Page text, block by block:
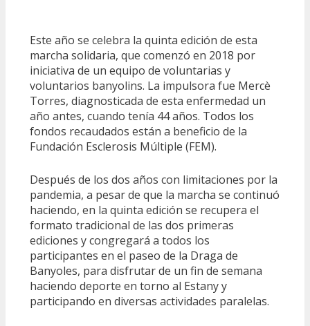
Este año se celebra la quinta edición de esta
marcha solidaria, que comenzó en 2018 por
iniciativa de un equipo de voluntarias y
voluntarios banyolins. La impulsora fue Mercè
Torres, diagnosticada de esta enfermedad un
año antes, cuando tenía 44 años. Todos los
fondos recaudados están a beneficio de la
Fundación Esclerosis Múltiple (FEM).
Después de los dos años con limitaciones por la
pandemia, a pesar de que la marcha se continuó
haciendo, en la quinta edición se recupera el
formato tradicional de las dos primeras
ediciones y congregará a todos los
participantes en el paseo de la Draga de
Banyoles, para disfrutar de un fin de semana
haciendo deporte en torno al Estany y
participando en diversas actividades paralelas.